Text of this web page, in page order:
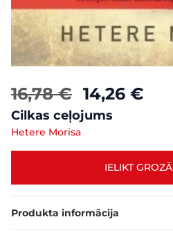
16,78 € 14,26 €
Cilkas ceļojums
Hetere Morisa
IELIKT GROZĀ
Produkta informācija